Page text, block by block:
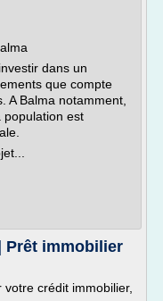
dans un
que compte
A Balma notamment,
population est
Prêt immobilier
crédit immobilier,